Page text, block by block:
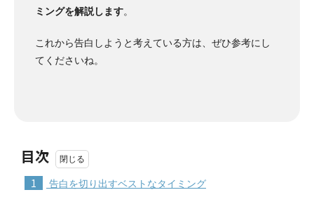
ミングを解説します。
これから告白しようと考えている方は、ぜひ参考にし
てくださいね。
目次
1 告白を切り出すベストなタイミング